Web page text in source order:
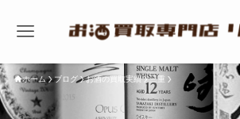
ホーム ブログ お酒の買取実績 三重